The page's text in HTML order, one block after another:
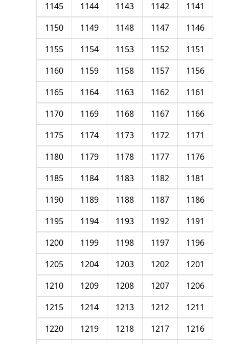
1141
1142
1143
1144
1145
1146
1147
1148
1149
1150
1151
1152
1153
1154
1155
1156
1157
1158
1159
1160
1161
1162
1163
1164
1165
1166
1167
1168
1169
1170
1171
1172
1173
1174
1175
1176
1177
1178
1179
1180
1181
1182
1183
1184
1185
1186
1187
1188
1189
1190
1191
1192
1193
1194
1195
1196
1197
1198
1199
1200
1201
1202
1203
1204
1205
1206
1207
1208
1209
1210
1211
1212
1213
1214
1215
1216
1217
1218
1219
1220